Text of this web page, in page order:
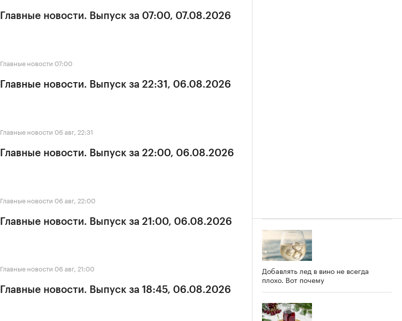
Главные новости. Выпуск за 07:00, 07.08.2026
Главные новости 07:00
Главные новости. Выпуск за 22:31, 06.08.2026
Главные новости 06 авг, 22:31
Главные новости. Выпуск за 22:00, 06.08.2026
Главные новости 06 авг, 22:00
Главные новости. Выпуск за 21:00, 06.08.2026
Главные новости 06 авг, 21:00
Главные новости. Выпуск за 18:45, 06.08.2026
Добавлять лед в вино не всегда
плохо. Вот почему